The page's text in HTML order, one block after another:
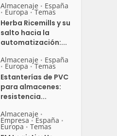
Almacenaje • España
• Europa • Temas
Herba Ricemills y su
salto hacia la
automatización:...
Almacenaje • España
• Europa • Temas
Estanterías de PVC
para almacenes:
resistencia...
Almacenaje •
Empresa • España •
Europa • Temas